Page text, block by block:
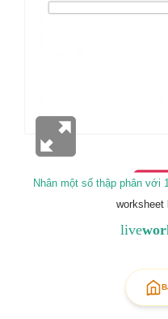
Nhân một số thập phân với
worksheet
live